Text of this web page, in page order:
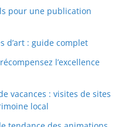
pour une publication
d’art : guide complet
l’excellence
vacances : visites de sites
local